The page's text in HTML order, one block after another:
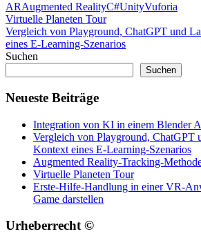
ARAugmented RealityC#UnityVuforia
Beitragsnavigation
Vorheriger
Beitrag:
Virtuelle Planeten Tour
Nächster
Beitrag:
Vergleich von Playground, ChatGPT und
eines E-Learning-Szenarios
Suchen
Suchen
Neueste Beiträge
Integration von KI in einem Blender
Vergleich von Playground, ChatGPT
Kontext eines E-Learning-Szenarios
Augmented Reality-Tracking-
Virtuelle Planeten Tour
Erste-Hilfe-Handlung in einer VR-
Game darstellen
Urheberrecht ©